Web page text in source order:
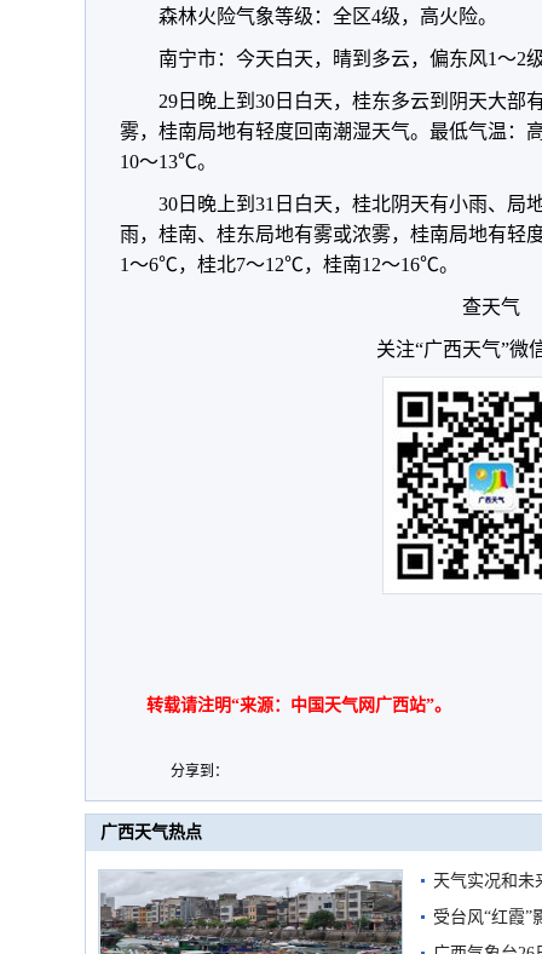
森林火险气象等级：全区4级，高火险。
南宁市：今天白天，晴到多云，偏东风1～
29日晚上到30日白天，桂东多云到阴天大部
雾，桂南局地有轻度回南潮湿天气。最低气温
10～13℃。
30日晚上到31日白天，桂北阴天有小雨、局
雨，桂南、桂东局地有雾或浓雾，桂南局地有轻
1～6℃，桂北7～12℃，桂南12～16℃。
查天气
关注“广西天气”微
转载请注明“来源：中国天气网广西站”。
分享到：
广西天气热点
天气实况和未
受台风“红霞”